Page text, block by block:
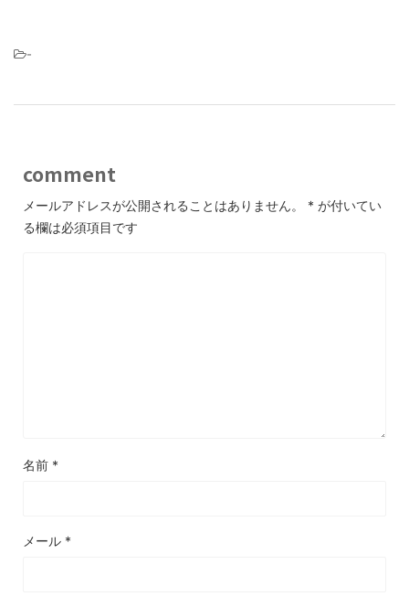
-
comment
メールアドレスが公開されることはありません。 * が付いてい
る欄は必須項目です
名前 *
メール *